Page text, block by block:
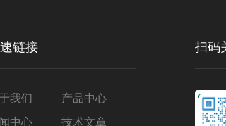
链接
我们
产品中心
中心
技术文章
扫码